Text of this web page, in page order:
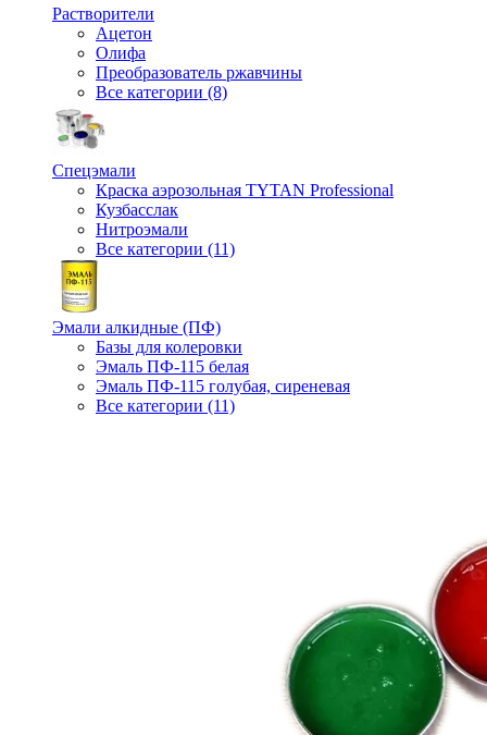
Растворители
Ацетон
Олифа
Преобразователь ржавчины
Все категории (8)
Спецэмали
Краска аэрозольная TYTAN Professional
Кузбасслак
Нитроэмали
Все категории (11)
Эмали алкидные (ПФ)
Базы для колеровки
Эмаль ПФ-115 белая
Эмаль ПФ-115 голубая, сиреневая
Все категории (11)